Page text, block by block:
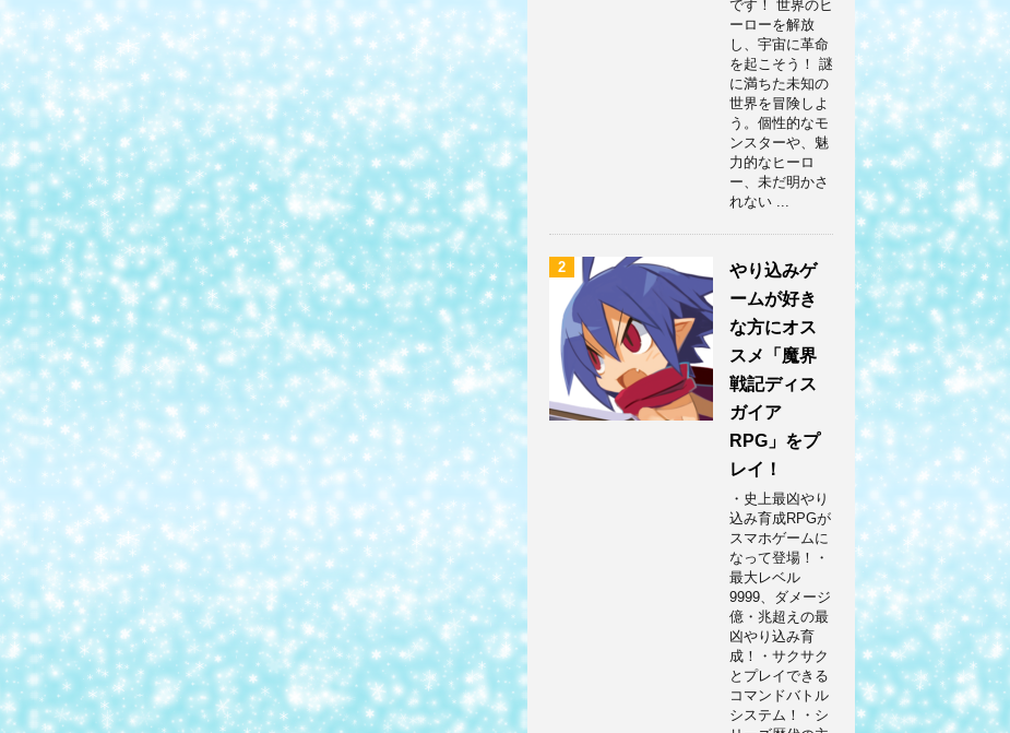
です！ 世界のヒ
ーローを解放
し、宇宙に革命
を起こそう！ 謎
に満ちた未知の
世界を冒険しよ
う。個性的なモ
ンスターや、魅
力的なヒーロ
ー、未だ明かさ
れない ...
2
やり込みゲ
ームが好き
な方にオス
スメ「魔界
戦記ディス
ガイア
RPG」をプ
レイ！
・史上最凶やり
込み育成RPGが
スマホゲームに
なって登場！・
最大レベル
9999、ダメージ
億・兆超えの最
凶やり込み育
成！・サクサク
とプレイできる
コマンドバトル
システム！・シ